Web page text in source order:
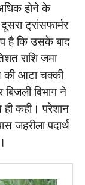
होने के
ट्रांसफार्मर
है कि उसके बाद
राशि जमा
आटा चक्की
विभाग ने
ही कही। परेशान
पदार्थ